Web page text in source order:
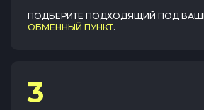
ПОДБЕРИТЕ ПОДХОДЯЩИЙ ПОД
ОБМЕННЫЙ ПУНКТ.
3